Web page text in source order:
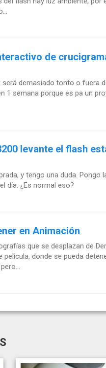
de
será demasiado tonto o fuera
1 semana porque es pa un
levante el flash
y tengo una duda.
día. ¿Es normal eso?
en Animación
que se desplazan de
donde se pueda